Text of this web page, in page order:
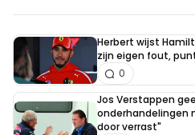
Herbert wijst
zijn eigen fout,
0
Jos Verstappen
onderhandelingen
door verrast"